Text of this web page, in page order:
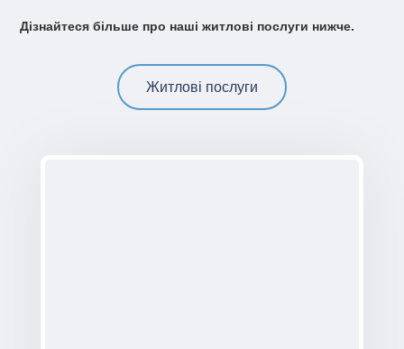
Дізнайтеся більше про наші житлові послуги нижче.
Житлові послуги